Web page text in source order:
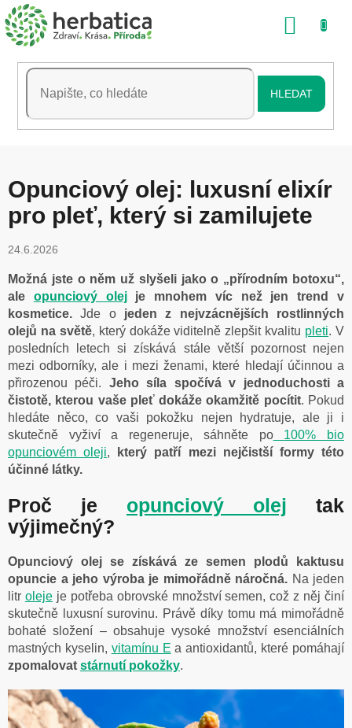
Přejít
na
obsah
HLEDAT
Opunciový olej: luxusní elixír
pro pleť, který si zamilujete
24.6.2026
Možná jste o něm už slyšeli jako o „přírodním botoxu“,
ale opunciový olejje mnohem víc než jen trend v
kosmetice.Jde o jeden z nejvzácnějších rostlinných
olejů na světě, který dokáže viditelně zlepšit kvalitu pleti. V
posledních letech si získává stále větší pozornost nejen
mezi odborníky, ale i mezi ženami, které hledají účinnou a
přirozenou péči. Jeho síla spočívá v jednoduchosti a
čistotě, kterou vaše pleť dokáže okamžitě pocítit. Pokud
hledáte něco, co vaši pokožku nejen hydratuje, ale ji i
skutečně vyživí a regeneruje, sáhněte po
100% bio
opunciovém oleji,
který patří mezi nejčistší formy této
účinné látky.
Proč je opunciový olej tak
výjimečný?
Opunciový olej se získává ze semen plodů kaktusu
opuncie a jeho výroba je mimořádně náročná. Na jeden
litr olejeje potřeba obrovské množství semen, což z něj činí
skutečně luxusní surovinu. Právě díky tomu má mimořádně
bohaté složení – obsahuje vysoké množství esenciálních
mastných kyselin, vitamínu E a antioxidantů, které pomáhají
zpomalovat stárnutí pokožky.